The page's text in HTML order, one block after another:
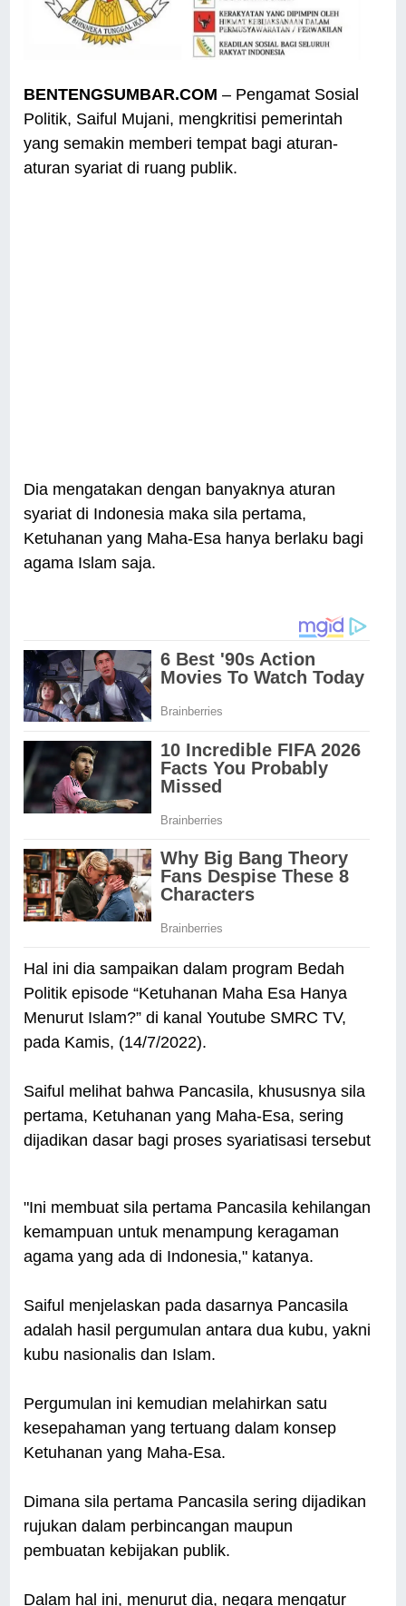
BENTENGSUMBAR.COM – Pengamat Sosial
Politik, Saiful Mujani, mengkritisi pemerintah
yang semakin memberi tempat bagi aturan-
aturan syariat di ruang publik.
Dia mengatakan dengan banyaknya aturan
syariat di Indonesia maka sila pertama,
Ketuhanan yang Maha-Esa hanya berlaku bagi
agama Islam saja.
Hal ini dia sampaikan dalam program Bedah
Politik episode “Ketuhanan Maha Esa Hanya
Menurut Islam?” di kanal Youtube SMRC TV,
pada Kamis, (14/7/2022).
Saiful melihat bahwa Pancasila, khususnya sila
pertama, Ketuhanan yang Maha-Esa, sering
dijadikan dasar bagi proses syariatisasi tersebut
"Ini membuat sila pertama Pancasila kehilangan
kemampuan untuk menampung keragaman
agama yang ada di Indonesia," katanya.
Saiful menjelaskan pada dasarnya Pancasila
adalah hasil pergumulan antara dua kubu, yakni
kubu nasionalis dan Islam.
Pergumulan ini kemudian melahirkan satu
kesepahaman yang tertuang dalam konsep
Ketuhanan yang Maha-Esa.
Dimana sila pertama Pancasila sering dijadikan
rujukan dalam perbincangan maupun
pembuatan kebijakan publik.
Dalam hal ini, menurut dia, negara mengatur